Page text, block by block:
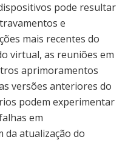
pode resultar
e
mais recentes do
virtual, as reuniões em
aprimoramentos
versões anteriores do
podem experimentar
em
da atualização do